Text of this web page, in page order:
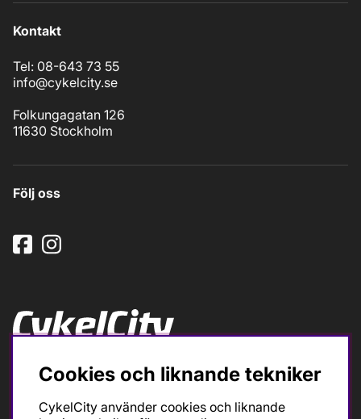
Kontakt
Tel: 08-643 73 55
info@cykelcity.se
Folkungagatan 126
11630 Stockholm
Följ oss
Ska du köpa cykel för träning och tävling så är det till
oss du ska vända dig. Racer, gravel, triathlon och MTB.
Vi är en mycket personlig cykelaffär med hög
servicegrad och alla vi som jobbar är inbitna cyklister
Cookies och liknande tekniker
CykelCity använder cookies och liknande